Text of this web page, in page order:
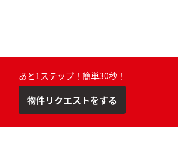
あと1ステップ！簡単30秒！
物件リクエストをする